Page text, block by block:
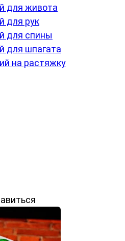
для живота
для рук
для спины
для шпагата
на растяжку